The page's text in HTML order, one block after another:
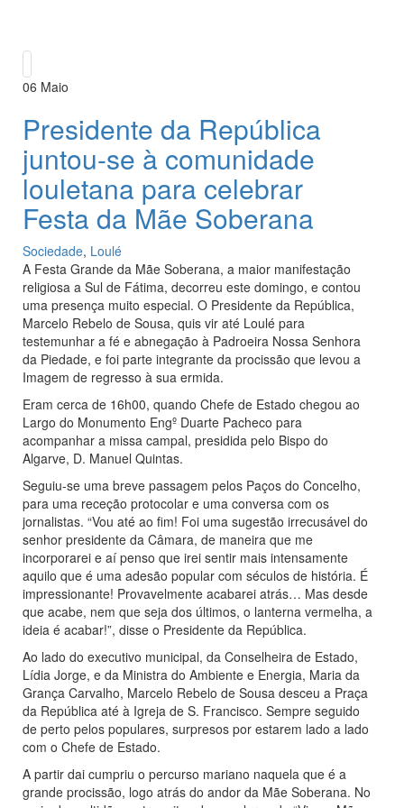
06 Maio
Presidente da República
juntou-se à comunidade
louletana para celebrar
Festa da Mãe Soberana
Sociedade, Loulé
A Festa Grande da Mãe Soberana, a maior manifestação
religiosa a Sul de Fátima, decorreu este domingo, e contou
uma presença muito especial. O Presidente da República,
Marcelo Rebelo de Sousa, quis vir até Loulé para
testemunhar a fé e abnegação à Padroeira Nossa Senhora
da Piedade, e foi parte integrante da procissão que levou a
Imagem de regresso à sua ermida.
Eram cerca de 16h00, quando Chefe de Estado chegou ao
Largo do Monumento Engº Duarte Pacheco para
acompanhar a missa campal, presidida pelo Bispo do
Algarve, D. Manuel Quintas.
Seguiu-se uma breve passagem pelos Paços do Concelho,
para uma receção protocolar e uma conversa com os
jornalistas. “Vou até ao fim! Foi uma sugestão irrecusável do
senhor presidente da Câmara, de maneira que me
incorporarei e aí penso que irei sentir mais intensamente
aquilo que é uma adesão popular com séculos de história. É
impressionante! Provavelmente acabarei atrás… Mas desde
que acabe, nem que seja dos últimos, o lanterna vermelha, a
ideia é acabar!”, disse o Presidente da República.
Ao lado do executivo municipal, da Conselheira de Estado,
Lídia Jorge, e da Ministra do Ambiente e Energia, Maria da
Grança Carvalho, Marcelo Rebelo de Sousa desceu a Praça
da República até à Igreja de S. Francisco. Sempre seguido
de perto pelos populares, surpresos por estarem lado a lado
com o Chefe de Estado.
A partir dai cumpriu o percurso mariano naquela que é a
grande procissão, logo atrás do andor da Mãe Soberana. No